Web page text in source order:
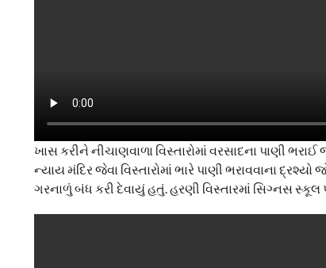
ખાસ કરીને નીચાણવાળા વિસ્તારોમાં વરસાદના પાણી
ન્યાય મંદિર જેવા વિસ્તારોમાં ભારે પાણી ભરાવવાના
ગરનાળું બંધ કરી દેવાયું હતું. હરણી વિસ્તારમાં સિગ્નસ સ્કૂલ